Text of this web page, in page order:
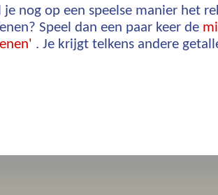
je nog op een speelse manier het
Speel dan een paar keer de
. Je krijgt telkens andere